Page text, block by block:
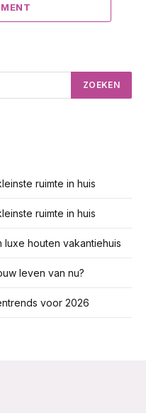
ruimte in huis
ruimte in huis
luxe houten vakantiehuis
leven van nu?
voor 2026